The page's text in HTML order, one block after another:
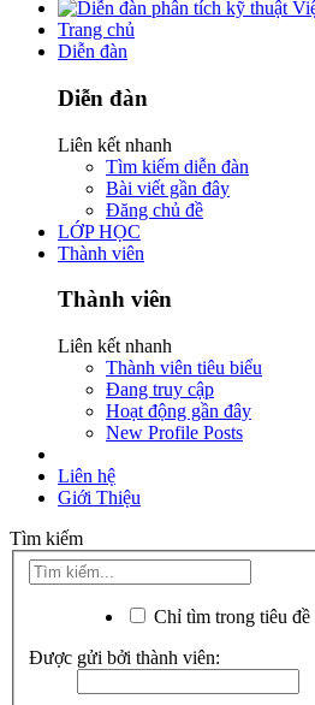
Trang chủ
Diễn đàn
Diễn đàn
Liên kết nhanh
Tìm kiếm diễn đàn
Bài viết gần đây
Đăng chủ đề
LỚP HỌC
Thành viên
Thành viên
Liên kết nhanh
Thành viên tiêu biểu
Đang truy cập
Hoạt động gần đây
New Profile Posts
Liên hệ
Giới Thiệu
Tìm kiếm
Chỉ tìm trong tiêu đề
Được gửi bởi thành viên: